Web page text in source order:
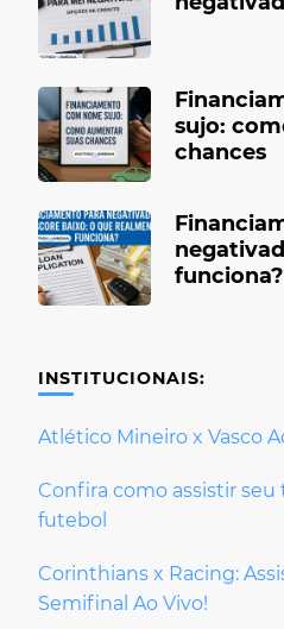
sujo:
chances
funciona?
INSTITUCIONAIS:
Atlético Mineiro x Vasco
Confira como assistir
futebol
Corinthians x Racing:
Semifinal Ao Vivo!